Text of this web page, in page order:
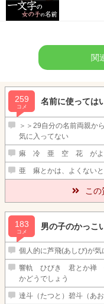
関
259
コメ
名前に使っては
＞＞29自分の名前両親か
気に入ってない
痳 冷 亜 空 花 がよく
亜 痳とかは、よくないと
こ
183
コメ
男の子のかっこ
個人的に芦飛(あしび)が気
響軌 ひびき 君とか禅
かどうでしょう
達斗（たつと）碧斗（あ